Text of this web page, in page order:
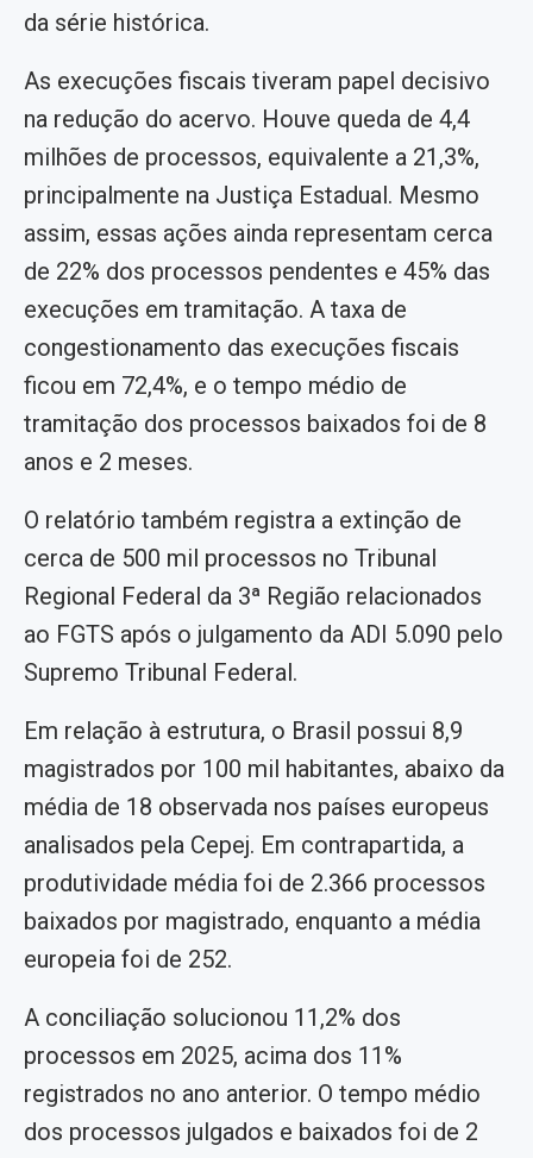
da série histórica.
As execuções fiscais tiveram papel decisivo
na redução do acervo. Houve queda de 4,4
milhões de processos, equivalente a 21,3%,
principalmente na Justiça Estadual. Mesmo
assim, essas ações ainda representam cerca
de 22% dos processos pendentes e 45% das
execuções em tramitação. A taxa de
congestionamento das execuções fiscais
ficou em 72,4%, e o tempo médio de
tramitação dos processos baixados foi de 8
anos e 2 meses.
O relatório também registra a extinção de
cerca de 500 mil processos no Tribunal
Regional Federal da 3ª Região relacionados
ao FGTS após o julgamento da ADI 5.090 pelo
Supremo Tribunal Federal.
Em relação à estrutura, o Brasil possui 8,9
magistrados por 100 mil habitantes, abaixo da
média de 18 observada nos países europeus
analisados pela Cepej. Em contrapartida, a
produtividade média foi de 2.366 processos
baixados por magistrado, enquanto a média
europeia foi de 252.
A conciliação solucionou 11,2% dos
processos em 2025, acima dos 11%
registrados no ano anterior. O tempo médio
dos processos julgados e baixados foi de 2